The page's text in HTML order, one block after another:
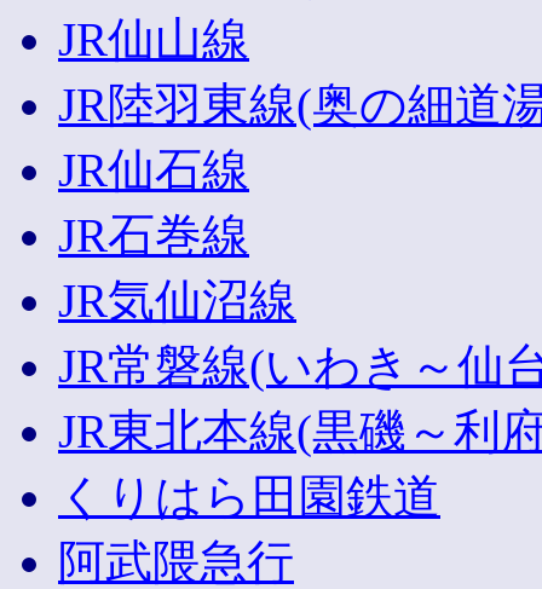
JR仙山線
JR陸羽東線(奥の細道
JR仙石線
JR石巻線
JR気仙沼線
JR常磐線(いわき～仙
JR東北本線(黒磯～利
くりはら田園鉄道
阿武隈急行